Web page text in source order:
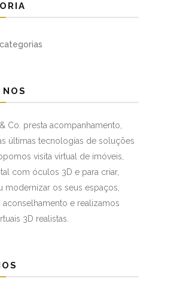
Co. presta acompanhamento,
últimas tecnologias de soluções
visita virtual de imóveis,
com óculos 3D e para criar,
modernizar os seus espaços,
aconselhamento e realizamos
3D realistas.